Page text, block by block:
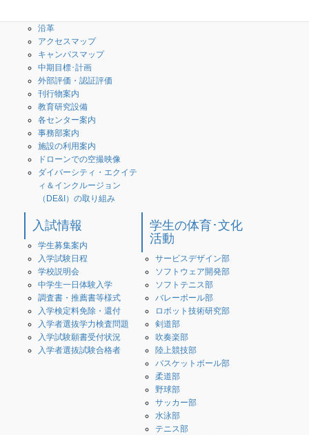
沿革
アクセスマップ
キャンパスマップ
中期目標･計画
外部評価・認証評価
刊行物案内
教育研究設備
各センター案内
事務部案内
施設の利用案内
ドローンでの空撮映像
ダイバーシティ・エクイテ
ィ＆インクルージョン
（DE&I）の取り組み
入試情報
学生募集案内
入学試験日程
学校説明会
中学生一日体験入学
調査書・推薦書等様式
入学検定料免除・還付
入学者選抜学力検査問題
入学試験願書受付状況
入学者選抜試験合格者
学生の体育･文化
活動
サービスデザイン部
ソフトウェア開発部
ソフトテニス部
バレーボール部
ロボット技術研究部
剣道部
吹奏楽部
陸上競技部
バスケットボール部
柔道部
野球部
サッカー部
水泳部
テニス部